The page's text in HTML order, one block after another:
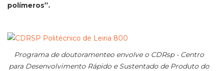
polímeros”.
Programa de doutoramenteo envolve o CDRsp - Centro
para Desenvolvimento Rápido e Sustentado de Produto do